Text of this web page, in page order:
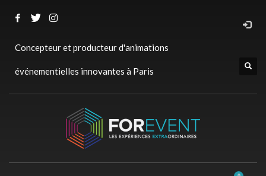
Concepteur et producteur d'animations
événementielles innovantes à Paris